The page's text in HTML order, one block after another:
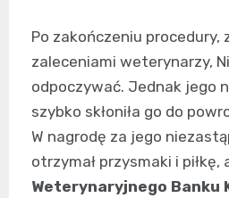
Po zakończeniu procedury,
zaleceniami weterynarzy,
odpoczywać. Jednak jego
szybko skłoniła go do
W nagrodę za jego
otrzymał przysmaki i piłkę,
Weterynaryjnego Banku